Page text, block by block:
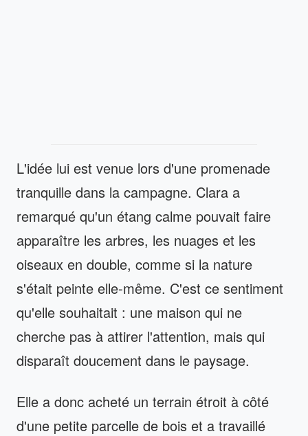
L'idée lui est venue lors d'une promenade
tranquille dans la campagne. Clara a
remarqué qu'un étang calme pouvait faire
apparaître les arbres, les nuages et les
oiseaux en double, comme si la nature
s'était peinte elle-même. C'est ce sentiment
qu'elle souhaitait : une maison qui ne
cherche pas à attirer l'attention, mais qui
disparaît doucement dans le paysage.
Elle a donc acheté un terrain étroit à côté
d'une petite parcelle de bois et a travaillé